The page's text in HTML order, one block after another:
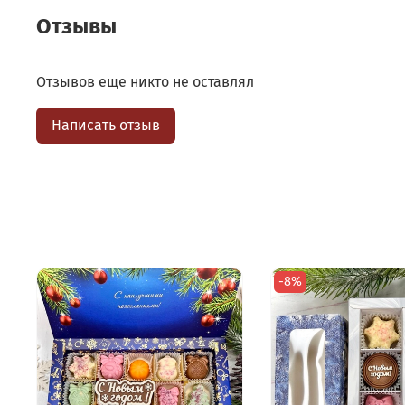
Отзывы
Отзывов еще никто не оставлял
Написать отзыв
-8%